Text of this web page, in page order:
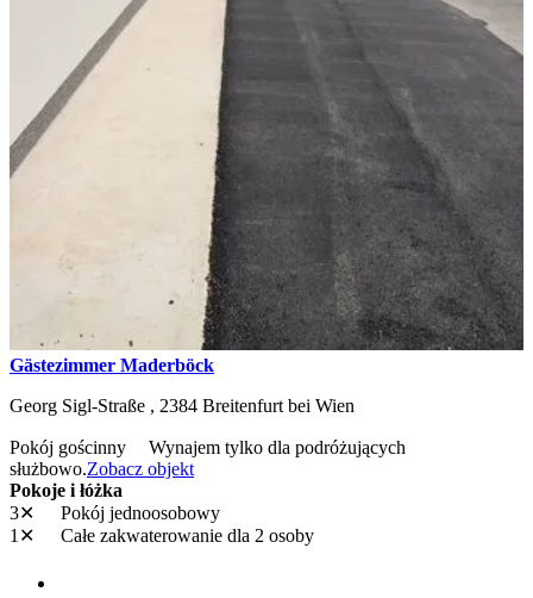
Gästezimmer Maderböck
Georg Sigl-Straße , 2384 Breitenfurt bei Wien
Pokój gościnny
Wynajem tylko dla podróżujących
służbowo.Zobacz objekt
Pokoje i łóżka
3✕
Pokój jednoosobowy
1✕
Całe zakwaterowanie dla 2 osoby